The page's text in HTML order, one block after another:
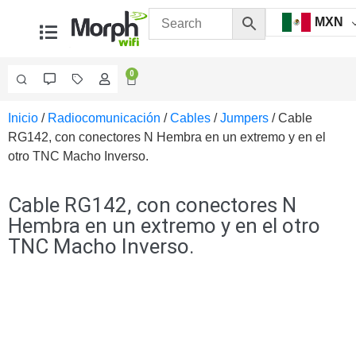
MXN
0
Videovigilancia
Accesorios
Generales
Ethernet y
Fibra Accesorios
para
Computadora
Inicio / Radiocomunicación /Cables /Jumpers / Cable
RG142, con conectores N Hembra en un extremo y en el
otro TNC Macho Inverso.
Cable RG142, con conectores N
Hembra en un extremo y en el otro
TNC Macho Inverso.